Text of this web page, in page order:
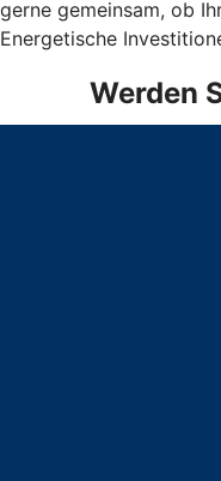
gerne gemeinsam, ob
Energetische
Werden